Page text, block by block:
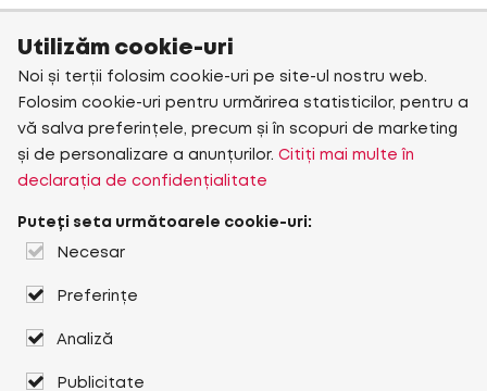
Utilizăm cookie-uri
Noi și terții folosim cookie-uri pe site-ul nostru web.
Folosim cookie-uri pentru urmărirea statisticilor, pentru a
vă salva preferințele, precum și în scopuri de marketing
și de personalizare a anunțurilor. Citiți mai multe în
declarația de confidențialitate
Puteți seta următoarele cookie-uri:
Necesar
Preferințe
Analiză
Publicitate